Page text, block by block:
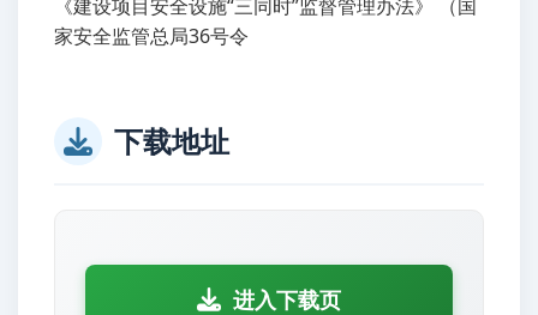
《建设项目安全设施“三同时”监督管理办法》 （国
家安全监管总局36号令
下载地址
进入下载页